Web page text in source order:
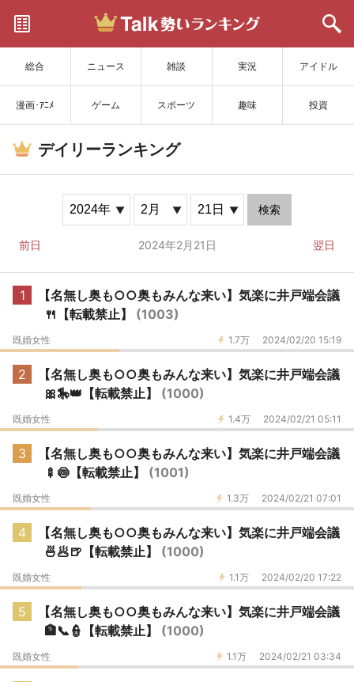
総合 ニュース 雑談 実況 アイドル
漫画･ｱﾆﾒ ゲーム スポーツ 趣味 投資
サイトを更新
デイリーランキング
検索
前日 2024年2月21日 翌日
1
【名無し奥も○○奥もみんな来い】気楽に井戸端会議
🍴【転載禁止】 (1003)
1.7万 2024/02/20 15:19
既婚女性
2
【名無し奥も○○奥もみんな来い】気楽に井戸端会議
🎀🎠👑【転載禁止】 (1000)
1.4万 2024/02/21 05:11
既婚女性
3
【名無し奥も○○奥もみんな来い】気楽に井戸端会議
🍢🍥【転載禁止】 (1001)
1.3万 2024/02/21 07:01
既婚女性
4
【名無し奥も○○奥もみんな来い】気楽に井戸端会議
🍜🥟🍺【転載禁止】 (1000)
1.1万 2024/02/20 17:22
既婚女性
5
【名無し奥も○○奥もみんな来い】気楽に井戸端会議
🏦📞👮【転載禁止】 (1000)
1.1万 2024/02/21 03:34
既婚女性